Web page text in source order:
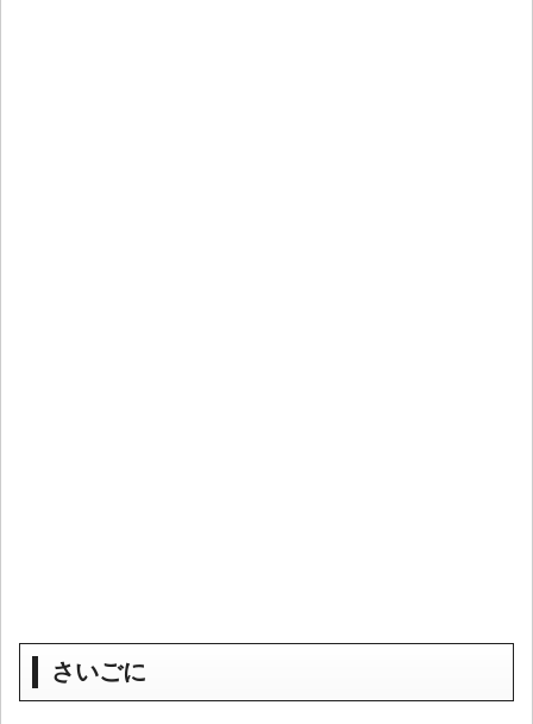
さいごに